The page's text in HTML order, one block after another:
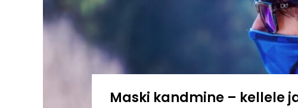
Maski kandmine – kellele